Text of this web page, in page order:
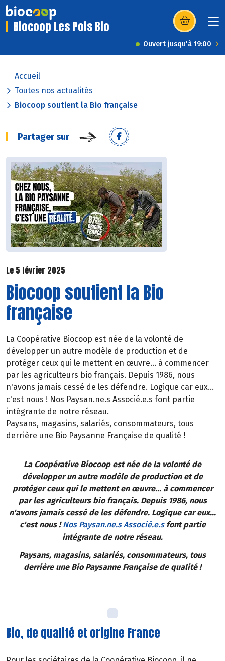
Biocoop Les Pois Bio (s’ouvre dans
Ouvert jusqu'à 19:00
Accueil
Toutes nos actualités
Biocoop soutient la Bio française
Partager sur
Le 5 février 2025
Biocoop soutient la Bio
française
La Coopérative Biocoop est née de la volonté de
développer un autre modèle de production et de
protéger ceux qui le mettent en œuvre... à commencer
par les agriculteurs bio français. Depuis 1986, nous
n'avons jamais cessé de les défendre. Logique car eux...
c'est nous ! Nos Paysan.ne.s Associé.e.s font partie
intégrante de notre réseau.
Paysans, magasins, salariés, consommateurs, tous
derrière une Bio Paysanne Française de qualité !
La Coopérative Biocoop est née de la volonté de
développer un autre modèle de production et de
protéger ceux qui le mettent en œuvre... à commencer
par les agriculteurs bio français. Depuis 1986, nous
n'avons jamais cessé de les défendre. Logique car eux...
c'est nous !Nos Paysan.ne.s Associé.e.sfont partie
intégrante de notre réseau.
Paysans, magasins, salariés, consommateurs, tous
derrière une Bio Paysanne Française de qualité !
Bio, de qualité et origine France